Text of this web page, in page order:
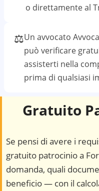
o direttamente al
⚖️Un avvocato
può verificare
assisterti nella
prima di qualsiasi
Gratuito
Se pensi di avere i
gratuito patrocinio a
domanda, quali
beneficio — con il